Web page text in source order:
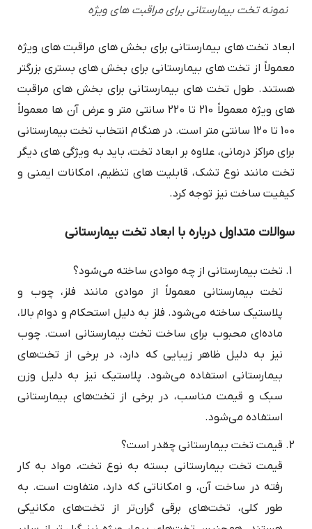
نمونه تخت بیمارستانی برای مراقبت های ویژه
ابعاد تخت های بیمارستانی برای بخش های مراقبت های ویژه
معمولاً از تخت های بیمارستانی برای بخش های بستری بزرگتر
هستند. طول تخت های بیمارستانی برای بخش های مراقبت
های ویژه معمولاً 210 تا 220 سانتی متر و عرض آن ها معمولاً
100 تا 120 سانتی متر است. در هنگام انتخاب تخت بیمارستانی
برای مراکز درمانی، علاوه بر ابعاد تخت، باید به ویژگی های دیگر
تخت مانند نوع تشک، قابلیت های تنظیم، امکانات ایمنی و
کیفیت ساخت نیز توجه کرد.
سوالات متداول درباره با ابعاد تخت بیمارستانی
تخت بیمارستانی از چه موادی ساخته می‌شود؟
تخت بیمارستانی معمولاً از موادی مانند فلز، چوب و
پلاستیک ساخته می‌شود. فلز به دلیل استحکام و دوام بالا،
ماده‌ای محبوب برای ساخت تخت بیمارستانی است. چوب
نیز به دلیل ظاهر زیبایی که دارد، در برخی از تخت‌های
بیمارستانی استفاده می‌شود. پلاستیک نیز به دلیل وزن
سبک و قیمت مناسب، در برخی از تخت‌های بیمارستانی
استفاده می‌شود.
قیمت تخت بیمارستانی چقدر است؟
قیمت تخت بیمارستانی بسته به نوع تخت، مواد به کار
رفته در ساخت آن، و امکاناتی که دارد، متفاوت است. به
طور کلی، تخت‌های برقی گران‌تر از تخت‌های مکانیکی